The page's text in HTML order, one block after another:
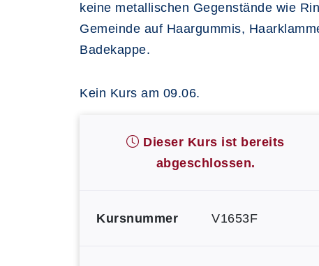
keine metallischen Gegenstände wie
Gemeinde auf Haargummis,
Badekappe.
Kein Kurs am 09.06.
Dieser Kurs ist bereits
abgeschlossen.
Kursnummer V1653F